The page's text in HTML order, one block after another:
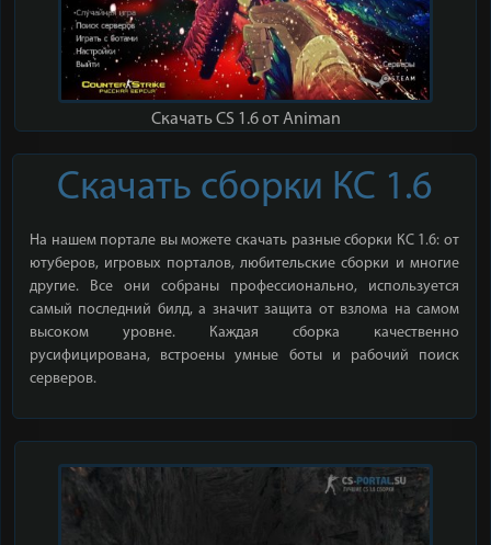
Скачать CS 1.6 от Animan
Скачать сборки КС 1.6
На нашем портале вы можете скачать разные сборки КС 1.6: от
ютуберов, игровых порталов, любительские сборки и многие
другие. Все они собраны профессионально, используется
самый последний билд, а значит защита от взлома на самом
высоком уровне. Каждая сборка качественно
русифицирована, встроены умные боты и рабочий поиск
серверов.